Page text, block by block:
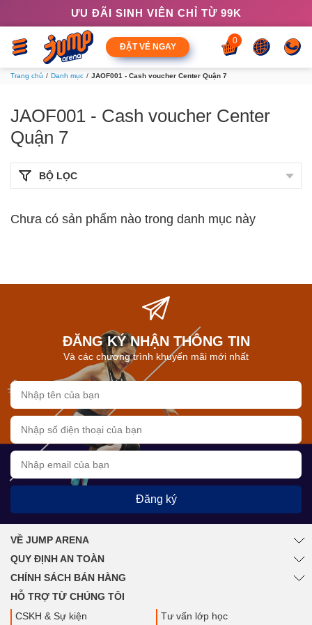
ƯU ĐÃI SINH VIÊN CHỈ TỪ 99K
ĐẶT VÉ NGAY
0
Trang chủ Danh mục JAOF001 - Cash voucher Center Quận 7
JAOF001 - Cash voucher Center
Quận 7
BỘ LỌC
Chưa có sản phẩm nào trong danh mục này
ĐĂNG KÝ NHẬN THÔNG TIN
Và các chương trình khuyến mãi mới nhất
Đăng ký
VỀ JUMP ARENA
QUY ĐỊNH AN TOÀN
CHÍNH SÁCH BÁN HÀNG
HỖ TRỢ TỪ CHÚNG TÔI
CSKH & Sự kiện
Tư vấn lớp học